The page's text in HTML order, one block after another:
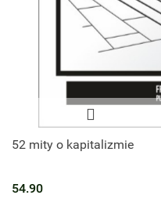
52 mity o kapitalizmie
54.90